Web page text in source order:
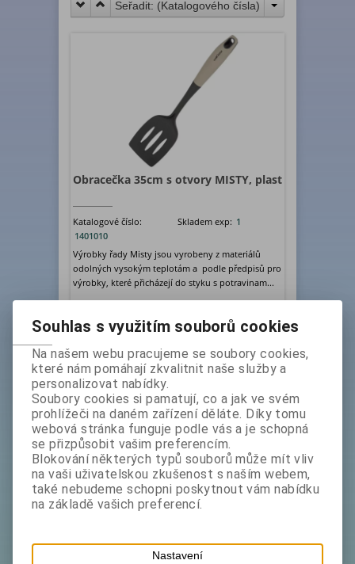
Seřadit: (Katalogového čísla)
Obracečka 35cm s otvory MISTY, plast
Katalogové číslo:
1401010
Skladem exp: 1
Výrobky řady Misty jsou vyrobeny z materiálů
odolných vysokým teplotám a podle předpisů pro
výrobky, které přicházejí do styku s potravinam...
Lopatka 26cm zahnutá plast MISTY
Skladem exp:
Souhlas s využitím souborů cookies
Na našem webu pracujeme se soubory cookies,
které nám pomáhají zkvalitnit naše služby a
personalizovat nabídky.
Soubory cookies si pamatují, co a jak ve svém
prohlížeči na daném zařízení děláte. Díky tomu
webová stránka funguje podle vás a je schopná
se přizpůsobit vašim preferencím.
Blokování některých typů souborů může mít vliv
na vaši uživatelskou zkušenost s naším webem,
také nebudeme schopni poskytnout vám nabídku
na základě vašich preferencí.
Nastavení